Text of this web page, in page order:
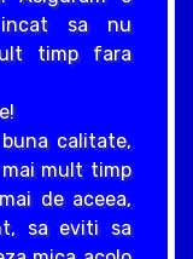
sa nu
timp fara
calitate,
mult timp
de aceea,
sa eviti sa